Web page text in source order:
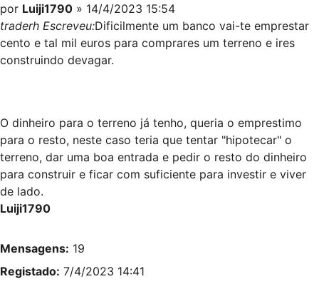
por Luiji1790 » 14/4/2023 15:54
traderh Escreveu:Dificilmente um banco vai-te emprestar
cento e tal mil euros para comprares um terreno e ires
construindo devagar.
O dinheiro para o terreno já tenho, queria o emprestimo
para o resto, neste caso teria que tentar "hipotecar" o
terreno, dar uma boa entrada e pedir o resto do dinheiro
para construir e ficar com suficiente para investir e viver
de lado.
Luiji1790
Mensagens: 19
Registado: 7/4/2023 14:41